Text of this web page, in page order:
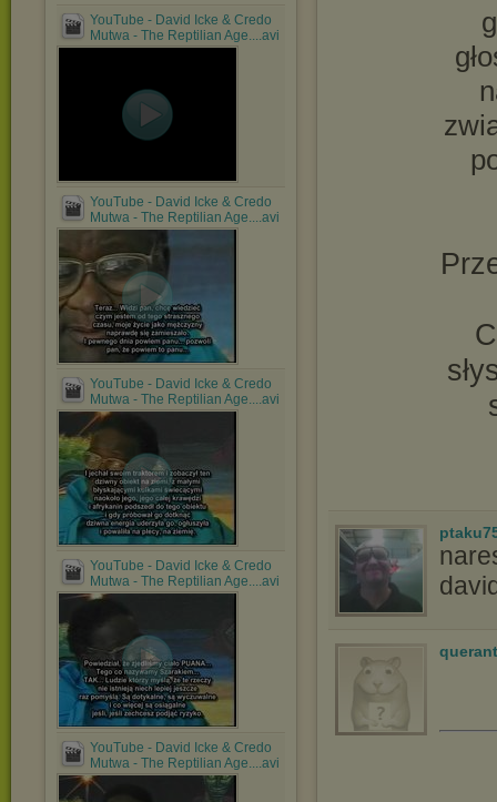
YouTube - David Icke & Credo
Mutwa - The Reptilian Age....avi
YouTube - David Icke & Credo
Mutwa - The Reptilian Age....avi
YouTube - David Icke & Credo
Mutwa - The Reptilian Age....avi
YouTube - David Icke & Credo
Mutwa - The Reptilian Age....avi
YouTube - David Icke & Credo
Mutwa - The Reptilian Age....avi